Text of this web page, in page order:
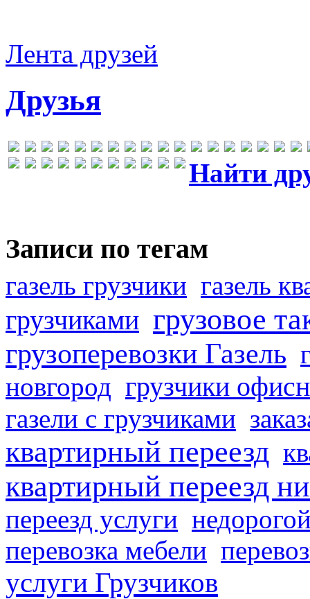
Лента друзей
Друзья
Найти
Записи по тегам
газель грузчики газель
грузчиками грузовое
грузоперевозки Газель
новгород грузчики
газели с грузчиками
квартирный переезд
квартирный переезд
переезд услуги
перевозка мебели
услуги Грузчиков